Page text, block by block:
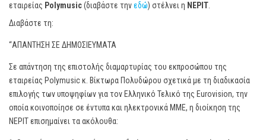
εταιρείας Polymusic(διαβάστε τηνεδώ) στέλνει η ΝΕΡΙΤ
Διαβάστε τη:
“ΑΠΑΝΤΗΣΗ ΣΕ ΔΗΜΟΣΙΕΥΜΑTA
Σε απάντηση της επιστολής διαμαρτυρίας του εκπροσώπου της
εταιρείας Polymusic κ. Βίκτωρα Πολυδώρου σχετικά με τη διαδικασία
επιλογής των υποψηφίων για τον Ελληνικό Τελικό της Eurovision, την
οποία κοινοποίησε σε έντυπα και ηλεκτρονικά ΜΜΕ, η διοίκηση της
ΝΕΡΙΤ επισημαίνει τα ακόλουθα: